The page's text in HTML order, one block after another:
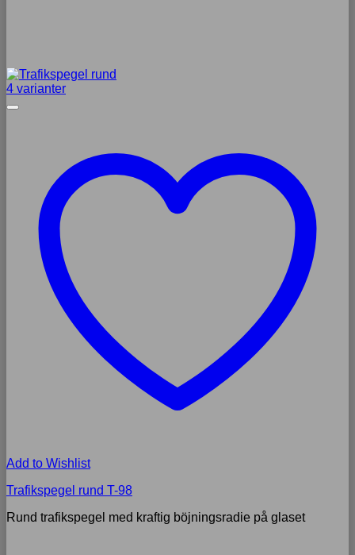
4 varianter
Add to Wishlist
Trafikspegel rund T-98
Rund trafikspegel med kraftig böjningsradie på glaset